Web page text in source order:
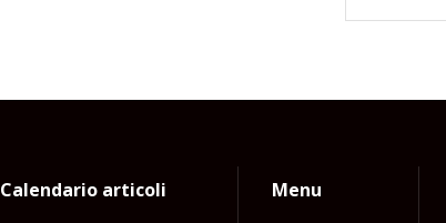
Calendario articoli Menu